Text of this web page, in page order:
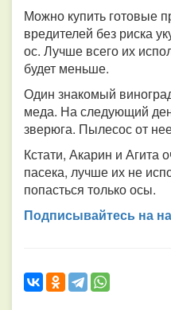
Можно купить готовые
вредителей без риска
ос. Лучше всего их
будет меньше.
Один знакомый
меда. На следующий
зверюга. Пылесос от
Кстати, Акарин и Агита
пасека, лучше их не
попасться только осы.
Подписывайтесь на